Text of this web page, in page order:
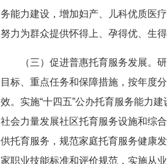
务能力建设，增加妇产、儿科优质医
努力为群众提供怀得上、孕得优、生
（三）促进普惠托育服务发展。
目标、重点任务和保障措施，按年度
效。实施“十四五”公办托育服务能力
社会力量发展社区托育服务设施和综
供托育服务，规范家庭托育服务健康
家职业技能标准和评价规范，实施从